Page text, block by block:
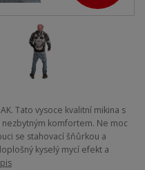
Tato vysoce kvalitní mikina s
komfortem. Ne moc
se stahovací šňůrkou a
kyselý mycí efekt a